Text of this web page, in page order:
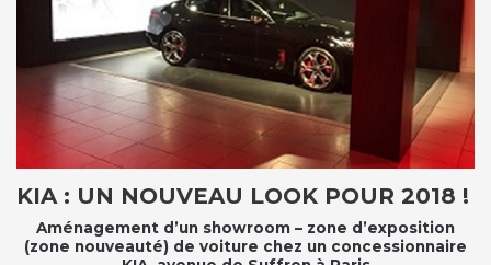
KIA : UN NOUVEAU LOOK POUR 2018 !
Aménagement d’un showroom – zone d’exposition
(zone nouveauté) de voiture chez un concessionnaire